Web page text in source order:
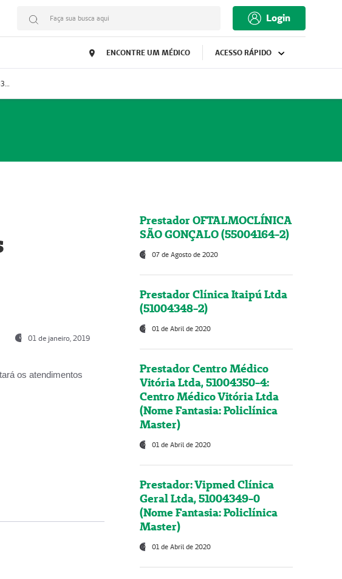
Faça sua busca aqui Login
ENCONTRE UM MÉDICO ACESSO RÁPIDO
Prestador Oncoped Serviços Médicos (51004335-0)
01 de janeiro, 2019
os atendimentos
Prestador OFTALMOCLÍNICA
SÃO GONÇALO (55004164-2)
07 de Agosto de 2020
Prestador Clínica Itaipú Ltda
(51004348-2)
01 de Abril de 2020
Prestador Centro Médico
Vitória Ltda, 51004350-4:
Centro Médico Vitória Ltda
(Nome Fantasia: Policlínica
Master)
01 de Abril de 2020
Prestador: Vipmed Clínica
Geral Ltda, 51004349-0
(Nome Fantasia: Policlínica
Master)
01 de Abril de 2020